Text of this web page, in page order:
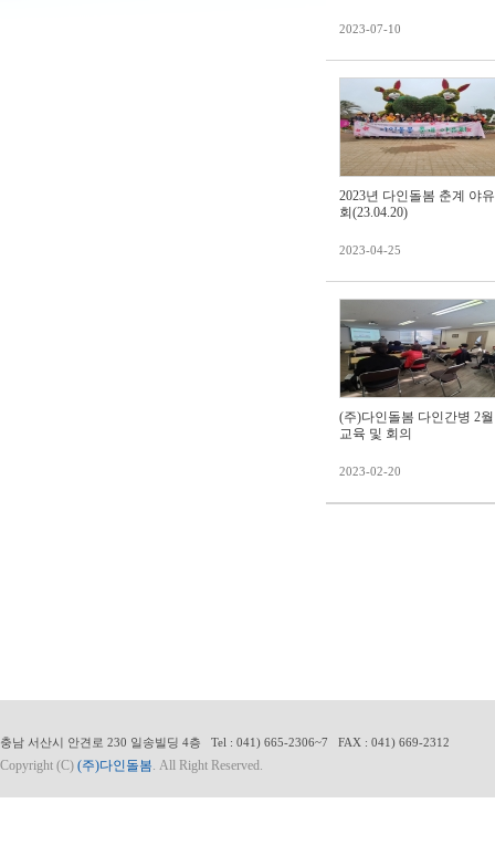
2023-07-10
2023년 다인돌봄 춘계 야유
회(23.04.20)
2023-04-25
(주)다인돌봄 다인간병 2월
교육 및 회의
2023-02-20
충남 서산시 안견로 230 일송빌딩 4층 Tel : 041) 665-2306~7 FAX : 041) 669-2312
Copyright (C) (주)다인돌봄. All Right Reserved.